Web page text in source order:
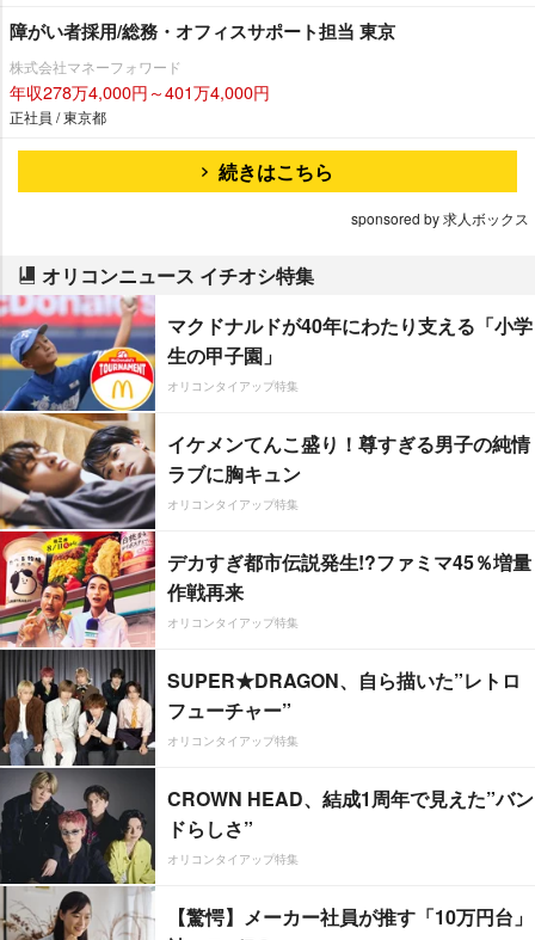
できますよ♪
障がい者採用/総務・オフィスサポート担当 東京
株式会社マネーフォワード
年収278万4,000円～401万4,000円
正社員 / 東京都
続きはこちら
sponsored by 求人ボックス
オリコンニュース イチオシ特集
マクドナルドが40年にわたり支える「小学
生の甲子園」
オリコンタイアップ特集
イケメンてんこ盛り！尊すぎる男子の純情
ラブに胸キュン
オリコンタイアップ特集
デカすぎ都市伝説発生!?ファミマ45％増量
作戦再来
オリコンタイアップ特集
SUPER★DRAGON、自ら描いた”レトロ
フューチャー”
オリコンタイアップ特集
CROWN HEAD、結成1周年で見えた”バン
ドらしさ”
オリコンタイアップ特集
【驚愕】メーカー社員が推す「10万円台」